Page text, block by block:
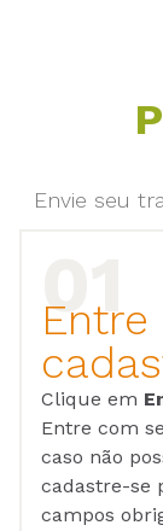
Envie seu
Entre
Clique em
Entre com
caso não
cadastre-se
campos